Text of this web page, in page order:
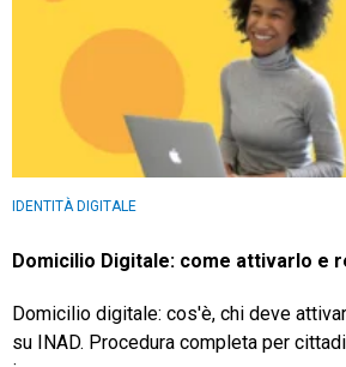
IDENTITÀ DIGITALE
Domicilio Digitale: come attivarlo e
Domicilio digitale: cos'è, chi deve
su INAD. Procedura completa per